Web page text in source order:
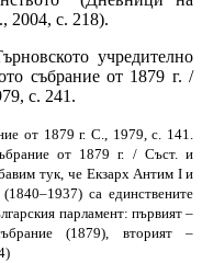
2004, с. 218).
учредително
събрание от 1879 г. /
с. 241.
от 1879 г. С., 1979, с. 141.
от 1879 г. / Съст. и
тук, че Екзарх Антим Iи
са единствените
парламент: първият –
(1879), вторият –